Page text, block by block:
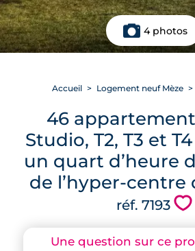
4 photos
Une question sur ce
Accueil Logement neuf Mèze
46
Studio, T2, T3 et T4
un quart d’heure
de l’hyper-centre
réf. 7193 💗